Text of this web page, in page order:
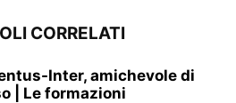
CORRELATI
Inter, amichevole di
| Le formazioni